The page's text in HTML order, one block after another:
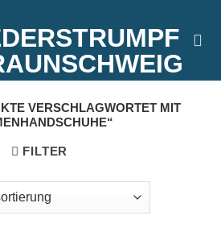
VERSCHLAGWORTET MIT
FILTER